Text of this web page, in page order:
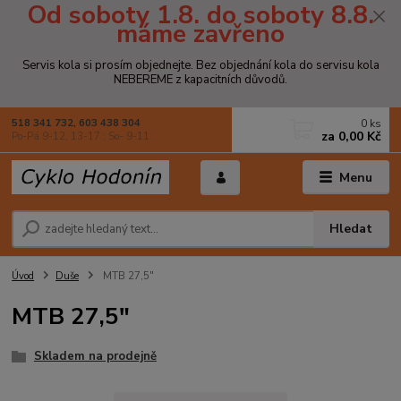
Od soboty 1.8. do soboty 8.8.
máme zavřeno
Servis kola si prosím objednejte. Bez objednání kola do servisu kola
NEBEREME z kapacitních důvodů.
Menu
Hledat
518 341 732, 603 438 304
Po-Pá 9-12, 13-17 ; So- 9-11
0 ks
za 0,00 Kč
Úvod Duše MTB 27,5"
MTB 27,5"
Skladem na prodejně